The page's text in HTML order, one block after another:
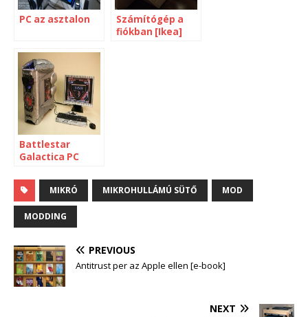
PC az asztalon
Számítógép a
fiókban [Ikea]
Battlestar
Galactica PC
MIKRÓ MIKROHULLÁMÚ SÜTŐ MOD
MODDING
PREVIOUS
Antitrust per az Apple ellen [e-book]
NEXT